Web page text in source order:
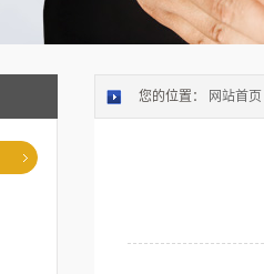
您的位置： 网站首页